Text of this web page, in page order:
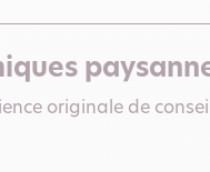
originale de